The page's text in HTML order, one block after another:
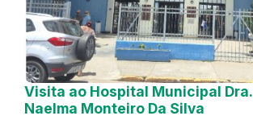
Visita ao Hospital Municipal Dra.
Naelma Monteiro Da Silva